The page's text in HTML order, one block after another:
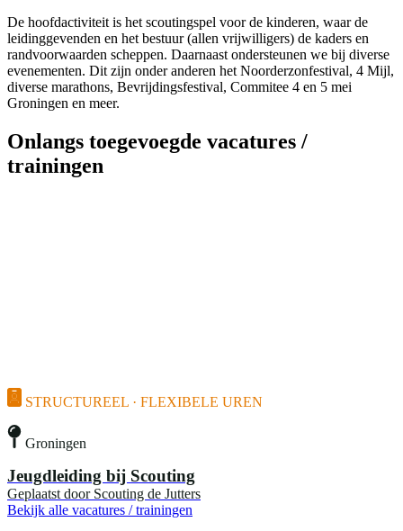
De hoofdactiviteit is het scoutingspel voor de kinderen, waar de
leidinggevenden en het bestuur (allen vrijwilligers) de kaders en
randvoorwaarden scheppen. Daarnaast ondersteunen we bij diverse
evenementen. Dit zijn onder anderen het Noorderzonfestival, 4 Mijl,
diverse marathons, Bevrijdingsfestival, Commitee 4 en 5 mei
Groningen en meer.
Onlangs toegevoegde vacatures /
trainingen
STRUCTUREEL · FLEXIBELE UREN
Groningen
Jeugdleiding bij Scouting
Geplaatst door Scouting de Jutters
Bekijk alle vacatures / trainingen